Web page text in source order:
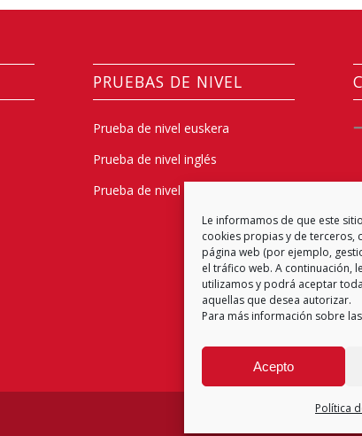
Le informamos de que este sitio
cookies propias y de terceros,
página web (por ejemplo,
el tráfico web. A continuación,
utilizamos y podrá aceptar
aquellas que desea autorizar.
Para más información sobre
Acepto
Política
PRUEBAS DE NIVEL
Prueba de nivel euskera
Prueba de nivel inglés
Prueba de nivel alemán
Política de Privacidad